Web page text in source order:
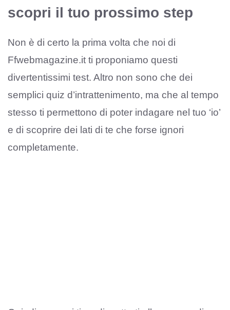
scopri il tuo prossimo step
Non è di certo la prima volta che noi di
Ffwebmagazine.it ti proponiamo questi
divertentissimi test. Altro non sono che dei
semplici quiz d’intrattenimento, ma che al tempo
stesso ti permettono di poter indagare nel tuo ‘io’
e di scoprire dei lati di te che forse ignori
completamente.